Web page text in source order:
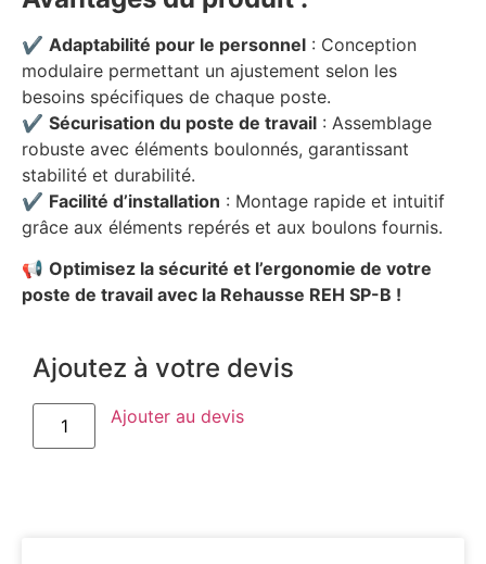
✔ Adaptabilité pour le personnel : Conception
modulaire permettant un ajustement selon les
besoins spécifiques de chaque poste.
✔ Sécurisation du poste de travail : Assemblage
robuste avec éléments boulonnés, garantissant
stabilité et durabilité.
✔ Facilité d’installation : Montage rapide et intuitif
grâce aux éléments repérés et aux boulons fournis.
📢 Optimisez la sécurité et l’ergonomie de votre
poste de travail avec la Rehausse REH SP-B !
Ajoutez à votre devis
Ajouter au devis